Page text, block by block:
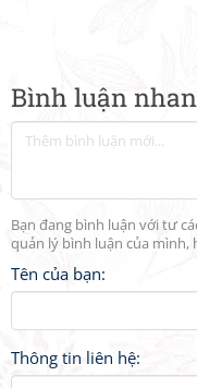
Bình luận
Bạn đang bình luận với tư
quản lý bình luận của mình,
Tên của bạn:
Thông tin liên hệ: